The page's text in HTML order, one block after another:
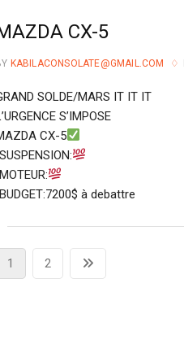
CX-5
KABILACONSOLATE@GMAIL.COM
SOLDE/MARS IT IT IT
S’IMPOSE
CX-5
à debattre
Page
1 Page
2
Next
page